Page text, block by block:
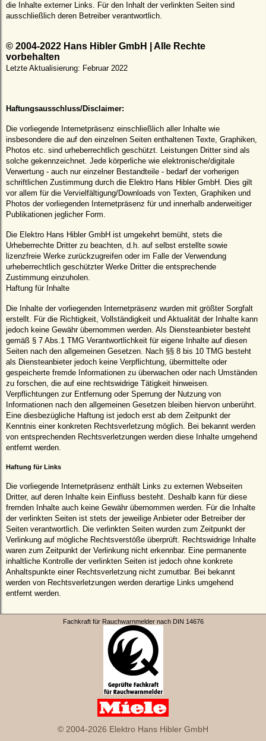
die Inhalte externer Links. Für den Inhalt der verlinkten Seiten sind
ausschließlich deren Betreiber verantwortlich.
© 2004-2022 Hans Hibler GmbH | Alle Rechte
vorbehalten
Letzte Aktualisierung: Februar 2022
Haftungsausschluss/Disclaimer:
Die vorliegende Internetpräsenz einschließlich aller Inhalte wie
insbesondere die auf den einzelnen Seiten enthaltenen Texte, Graphiken,
Photos etc. sind urheberrechtlich geschützt. Leistungen Dritter sind als
solche gekennzeichnet. Jede körperliche wie elektronische/digitale
Verwertung - auch nur einzelner Bestandteile - bedarf der vorherigen
schriftlichen Zustimmung durch die Elektro Hans Hibler GmbH. Dies gilt
vor allem für die Vervielfältigung/Downloads von Texten, Graphiken und
Photos der vorliegenden Internetpräsenz für und innerhalb anderweitiger
Publikationen jeglicher Form.
Die Elektro Hans Hibler GmbH ist umgekehrt bemüht, stets die
Urheberrechte Dritter zu beachten, d.h. auf selbst erstellte sowie
lizenzfreie Werke zurückzugreifen oder im Falle der Verwendung
urheberrechtlich geschützter Werke Dritter die entsprechende
Zustimmung einzuholen.
Haftung für Inhalte
Die Inhalte der vorliegenden Internetpräsenz wurden mit größter Sorgfalt
erstellt. Für die Richtigkeit, Vollständigkeit und Aktualität der Inhalte kann
jedoch keine Gewähr übernommen werden. Als Diensteanbieter besteht
gemäß § 7 Abs.1 TMG Verantwortlichkeit für eigene Inhalte auf diesen
Seiten nach den allgemeinen Gesetzen. Nach §§ 8 bis 10 TMG besteht
als Diensteanbieter jedoch keine Verpflichtung, übermittelte oder
gespeicherte fremde Informationen zu überwachen oder nach Umständen
zu forschen, die auf eine rechtswidrige Tätigkeit hinweisen.
Verpflichtungen zur Entfernung oder Sperrung der Nutzung von
Informationen nach den allgemeinen Gesetzen bleiben hiervon unberührt.
Eine diesbezügliche Haftung ist jedoch erst ab dem Zeitpunkt der
Kenntnis einer konkreten Rechtsverletzung möglich. Bei bekannt werden
von entsprechenden Rechtsverletzungen werden diese Inhalte umgehend
entfernt werden.
Haftung für Links
Die vorliegende Internetpräsenz enthält Links zu externen Webseiten
Dritter, auf deren Inhalte kein Einfluss besteht. Deshalb kann für diese
fremden Inhalte auch keine Gewähr übernommen werden. Für die Inhalte
der verlinkten Seiten ist stets der jeweilige Anbieter oder Betreiber der
Seiten verantwortlich. Die verlinkten Seiten wurden zum Zeitpunkt der
Verlinkung auf mögliche Rechtsverstöße überprüft. Rechtswidrige Inhalte
waren zum Zeitpunkt der Verlinkung nicht erkennbar. Eine permanente
inhaltliche Kontrolle der verlinkten Seiten ist jedoch ohne konkrete
Anhaltspunkte einer Rechtsverletzung nicht zumutbar. Bei bekannt
werden von Rechtsverletzungen werden derartige Links umgehend
entfernt werden.
Fachkraft für Rauchwarnmelder nach DIN 14676
© 2004-2026 Elektro Hans Hibler GmbH